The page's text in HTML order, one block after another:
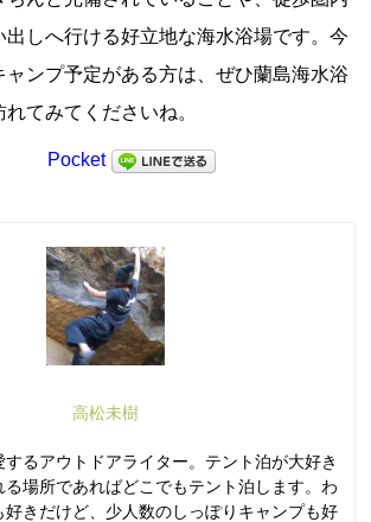
出しへ行ける好立地な海水浴場です。今
ャンプ予定がある方は、ぜひ蘭島海水浴
てみてくださいね。
Pocket
高松未樹
するアウトドアライター。テント泊が大好き
る場所であればどこでもテント泊します。わ
好きだけど、少人数のしっぽりキャンプも好